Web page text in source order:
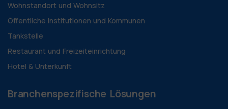
Wohnstandort und Wohnsitz
Öffentliche Institutionen und Kommunen
Tankstelle
Restaurant und Freizeiteinrichtung
Hotel & Unterkunft
Branchenspezifische Lösungen